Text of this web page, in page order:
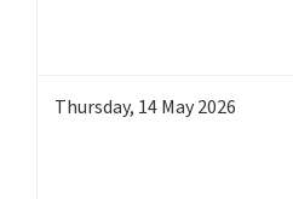
Thursday, 14May 2026